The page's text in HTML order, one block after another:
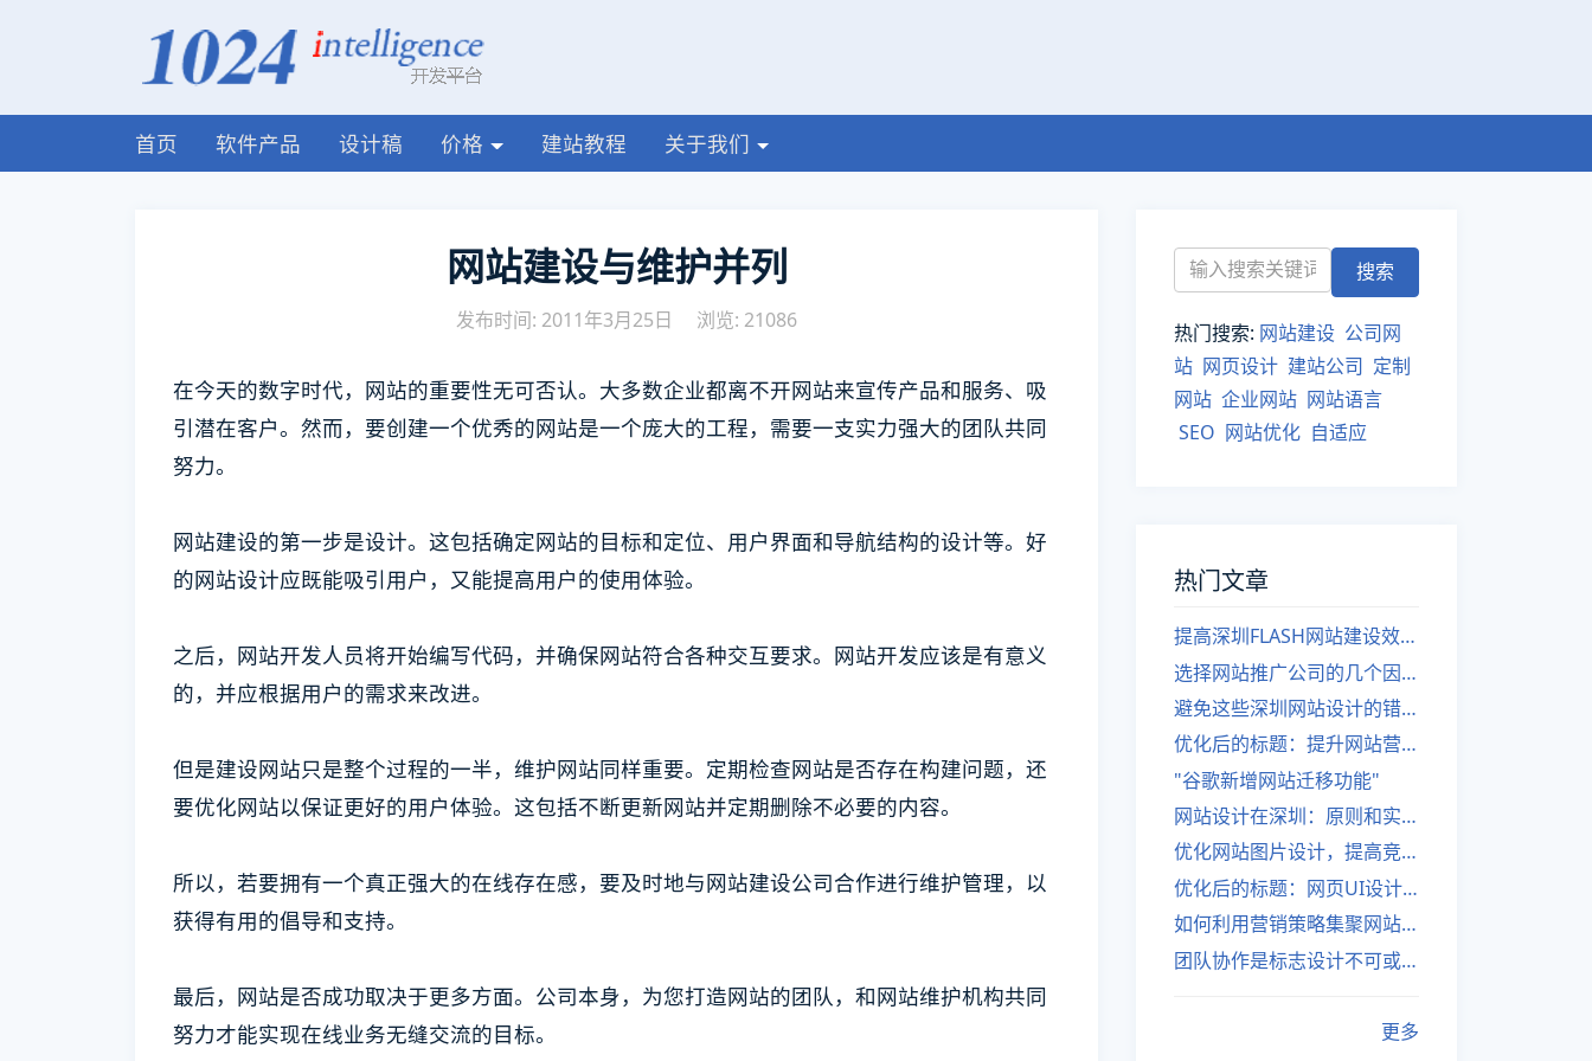
首页 软件产品 设计稿 价格 建站教程 关于我们
网站建设与维护并列
发布时间: 2011年3月25日 浏览: 21086
在今天的数字时代，网站的重要性无可否认。大多数企业都离不开网站来宣传产品和服务、吸
引潜在客户。然而，要创建一个优秀的网站是一个庞大的工程，需要一支实力强大的团队共同
努力。
网站建设的第一步是设计。这包括确定网站的目标和定位、用户界面和导航结构的设计等。好
的网站设计应既能吸引用户，又能提高用户的使用体验。
之后，网站开发人员将开始编写代码，并确保网站符合各种交互要求。网站开发应该是有意义
的，并应根据用户的需求来改进。
但是建设网站只是整个过程的一半，维护网站同样重要。定期检查网站是否存在构建问题，还
要优化网站以保证更好的用户体验。这包括不断更新网站并定期删除不必要的内容。
所以，若要拥有一个真正强大的在线存在感，要及时地与网站建设公司合作进行维护管理，以
获得有用的倡导和支持。
最后，网站是否成功取决于更多方面。公司本身，为您打造网站的团队，和网站维护机构共同
努力才能实现在线业务无缝交流的目标。
热门搜索: 网站建设 公司网
站 网页设计 建站公司 定制
网站 企业网站 网站语言
SEO 网站优化 自适应
热门文章
提高深圳FLASH网站建设效率的建议
选择网站推广公司的几个因素
避免这些深圳网站设计的错误
优化后的标题：提升网站营销绩效的策略
"谷歌新增网站迁移功能"
网站设计在深圳：原则和实践
优化网站图片设计，提高竞争力
优化后的标题：网页UI设计与APP UI设计应用软件
如何利用营销策略集聚网站流量
团队协作是标志设计不可或缺的一部分
更多